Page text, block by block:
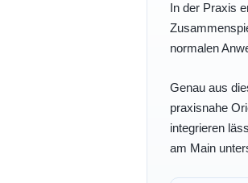
In der Praxis
normalen
Genau aus
praxisnahe
integrieren
am Main